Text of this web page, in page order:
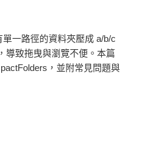
一路徑的資料夾壓成 a/b/c
導致拖曳與瀏覽不便。本篇
，並附常見問題與